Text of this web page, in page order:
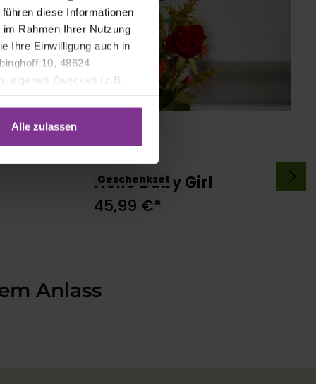
diese Informationen
Rahmen Ihrer Nutzung
Ihre Einwilligung auch in
10, 48624
eigenen Zwecken (z.B.
Alle zulassen
Geschenkset
In den Warenkorb
Hello Baby Girl
45,99 €*
Anlass